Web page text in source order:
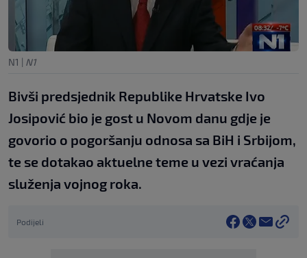
N1 | N1
Bivši predsjednik Republike Hrvatske Ivo
Josipović bio je gost u Novom danu gdje je
govorio o pogoršanju odnosa sa BiH i Srbijom,
te se dotakao aktuelne teme u vezi vraćanja
služenja vojnog roka.
Podijeli